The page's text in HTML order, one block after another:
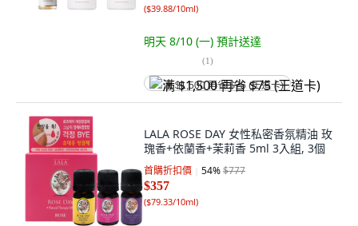
($39.88/10ml)
明天 8/10 (一) 預計送達
(1)
满 $1,500 再省 $75 (王道卡)
LALA ROSE DAY 女性私密香氛精油 玫
瑰香+依蘭香+茉莉香 5ml 3入組, 3個
首購折扣價 54%$777
$357
($79.33/10ml)